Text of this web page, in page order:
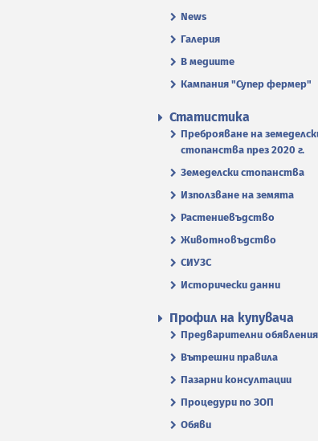
News
Галерия
В медиите
Кампания "Супер фермер"
Статистика
Преброяване на
стопанства през 2020 г.
Земеделски стопанства
Използване на земята
Растениевъдство
Животновъдство
СИУЗС
Исторически данни
Профил на купувача
Предварителни обявления
Вътрешни правила
Пазарни консултации
Процедури по ЗОП
Обяви